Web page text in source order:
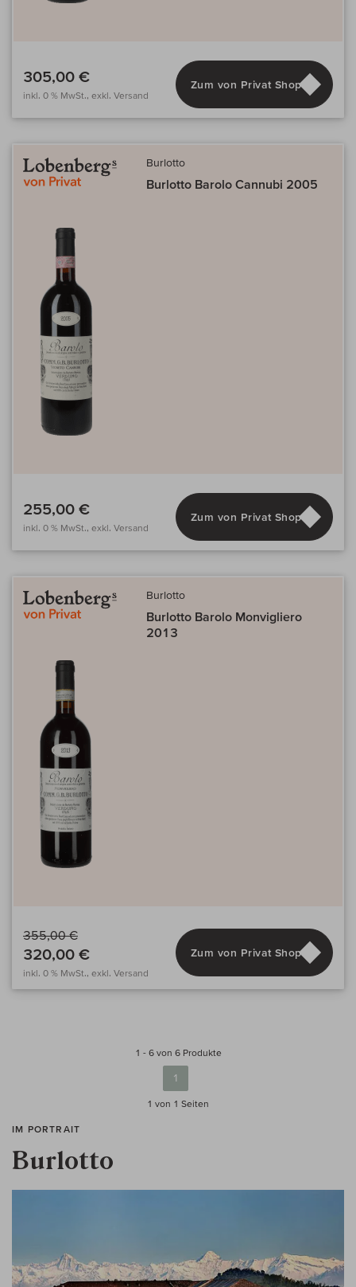
305,00 €
inkl. 0 % MwSt., exkl. Versand
Zum von Privat Shop
Burlotto
Burlotto Barolo Cannubi 2005
255,00 €
inkl. 0 % MwSt., exkl. Versand
Zum von Privat Shop
Burlotto
Burlotto Barolo Monvigliero
2013
355,00 €
320,00 €
inkl. 0 % MwSt., exkl. Versand
Zum von Privat Shop
1 - 6 von 6 Produkte
1
1 von 1 Seiten
IM PORTRAIT
Burlotto